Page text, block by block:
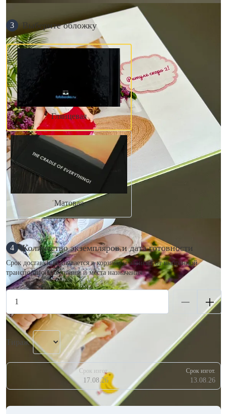
3 Выберите обложку
Глянцевая
Матовая
4 Количество экземпляров и дата готовности
Срок доставки указывается в корзине и зависит от выбранной
транспортной компании и места назначения.
Тираж
Срок изгот.
17.08.26
Срок изгот.
13.08.26